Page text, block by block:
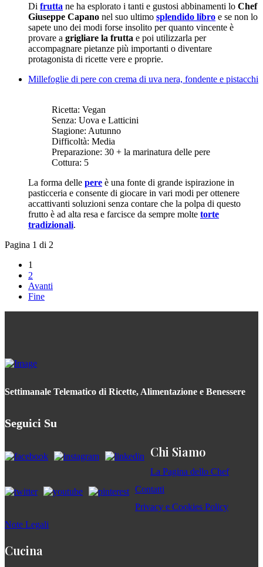
Di frutta ne ha esplorato i tanti e gustosi abbinamenti lo Chef
Giuseppe Capano nel suo ultimo splendido libro e se non lo
sapete uno dei modi forse insolito per quanto vincente è
provare a grigliare la frutta e poi utilizzarla per
accompagnare pietanze più importanti o diventare
protagonista di ricette vere e proprie.
Millefoglie di pere con crema di uva nera, fondente e pistacchi
Ricetta: Vegan
Senza: Uova e Latticini
Stagione: Autunno
Difficoltà: Media
Preparazione: 30 + la marinatura delle pere
Cottura: 5
La forma delle pere è una fonte di grande ispirazione in
pasticceria e consente di giocare in vari modi per ottenere
accattivanti soluzioni senza contare che la polpa di questo
frutto è ad alta resa e farcisce da sempre molte torte
tradizionali.
Pagina 1 di 2
1
2
Avanti
Fine
Settimanale Telematico di Ricette, Alimentazione e Benessere
Seguici Su
Chi Siamo
La Pagina dello Chef
Contatti
Privacy e Cookies Policy
Note Legali
Cucina